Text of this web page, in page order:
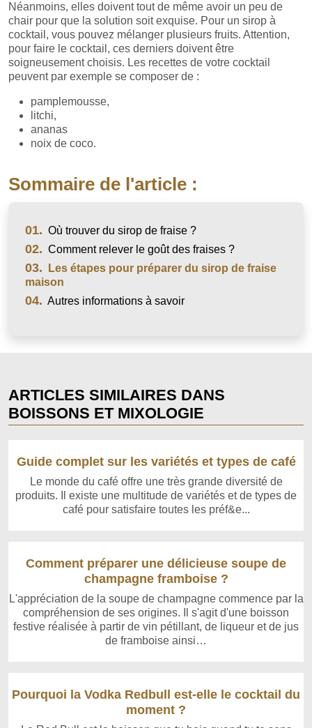
Néanmoins, elles doivent tout de même avoir un peu de
chair pour que la solution soit exquise. Pour un sirop à
cocktail, vous pouvez mélanger plusieurs fruits. Attention,
pour faire le cocktail, ces derniers doivent être
soigneusement choisis. Les recettes de votre cocktail
peuvent par exemple se composer de :
pamplemousse,
litchi,
ananas
noix de coco.
Sommaire de l'article :
01. Où trouver du sirop de fraise ?
02. Comment relever le goût des fraises ?
03.
Les étapes pour préparer du sirop de fraise
maison
04. Autres informations à savoir
ARTICLES SIMILAIRES DANS
BOISSONS ET MIXOLOGIE
Guide complet sur les variétés et types de café
Le monde du café offre une très grande diversité de
produits. Il existe une multitude de variétés et de types de
café pour satisfaire toutes les préf&e...
Comment préparer une délicieuse soupe de
champagne framboise ?
L'appréciation de la soupe de champagne commence par la
compréhension de ses origines. Il s'agit d'une boisson
festive réalisée à partir de vin pétillant, de liqueur et de jus
de framboise ainsi…
Pourquoi la Vodka Redbull est-elle le cocktail du
moment ?